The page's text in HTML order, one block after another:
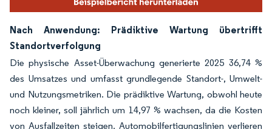
Nach Anwendung: Prädiktive Wartung übertrifft
Standortverfolgung
Die physische Asset-Überwachung generierte 2025 36,74 %
des Umsatzes und umfasst grundlegende Standort-, Umwelt-
und Nutzungsmetriken. Die prädiktive Wartung, obwohl heute
noch kleiner, soll jährlich um 14,97 % wachsen, da die Kosten
von Ausfallzeiten steigen. Automobilfertigungslinien verlieren